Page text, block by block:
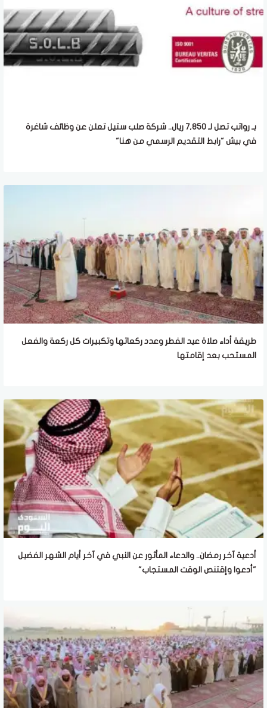
بـ رواتب تصل لـ 7,850 ريال.. شركة صلب ستيل تعلن عن وظائف شاغرة
في بيش "رابط التقديم الرسمي من هنا"
طريقة أداء صلاة عيد الفطر وعدد ركعاتها وتكبيرات كل ركعة والفعل
المستحب بعد إقامتها
أدعية آخر رمضان.. والدعاء المأثور عن النبي في آخر أيام الشهر الفضيل
"أدعوا وإقتنص الوقت المستجاب"